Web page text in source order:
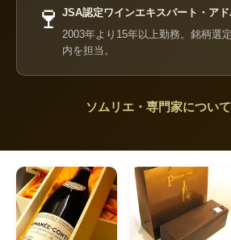
🍷 JSA認定ワインエキスパート・ア
2003年より15年以上勤務。銘柄選
内を担当。
ソムリエ・専門家につい